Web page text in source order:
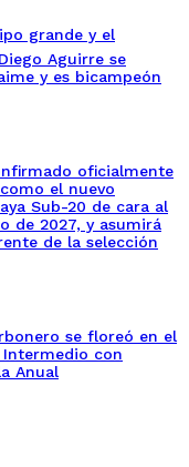
grande y el
Aguirre se
y es bicampeón
oficialmente
el nuevo
Sub-20 de cara al
de 2027, y asumirá
de la selección
se floreó en el
con
Anual